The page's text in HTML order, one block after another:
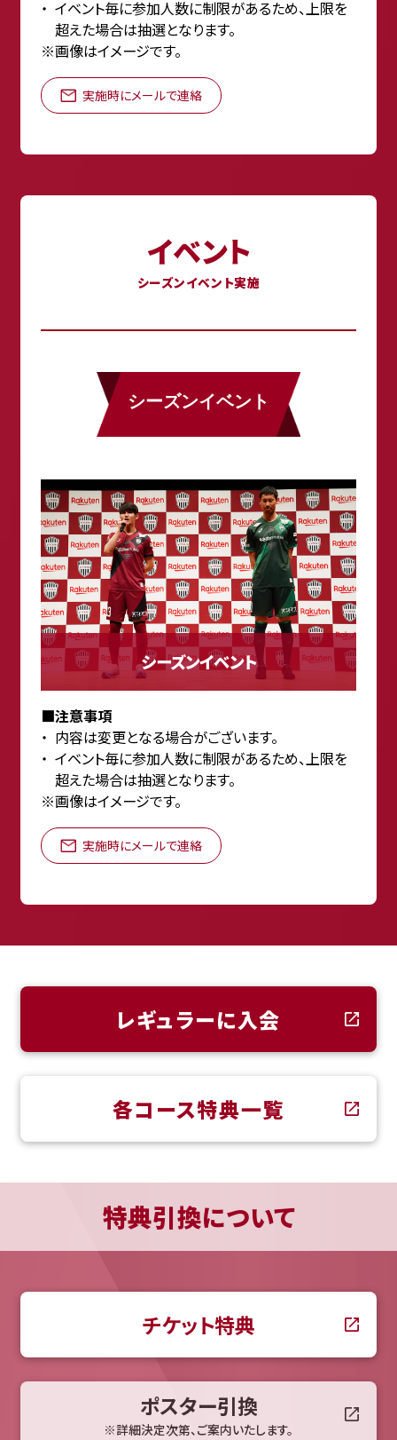
イベント毎に参加人数に制限があるため、上限を
超えた場合は抽選となります。
※画像はイメージです。
実施時にメールで連絡
イベント
シーズンイベント実施
シーズンイベント
シーズンイベント
■注意事項
内容は変更となる場合がございます。
イベント毎に参加人数に制限があるため、上限を
超えた場合は抽選となります。
※画像はイメージです。
実施時にメールで連絡
レギュラーに入会
各コース特典一覧
特典引換について
チケット特典
ポスター引換
※詳細決定次第、ご案内いたします。